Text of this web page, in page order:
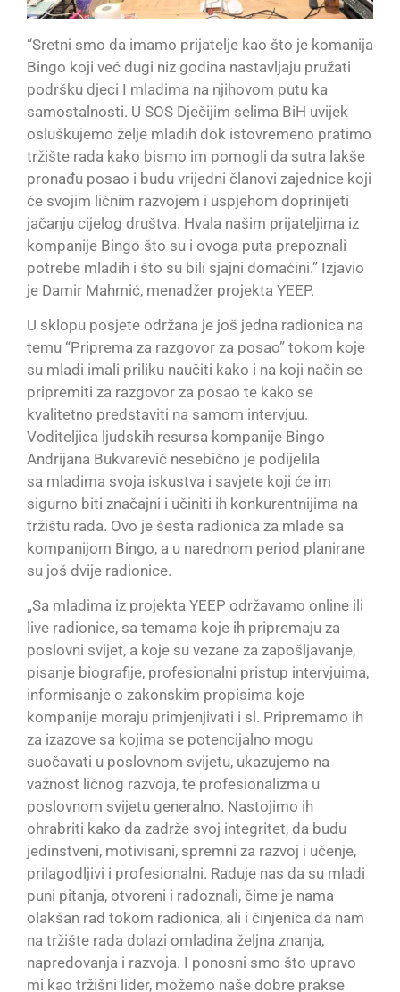
“Sretni smo da imamo prijatelje kao što je komanija
Bingo koji već dugi niz godina nastavljaju pružati
podršku djeci I mladima na njihovom putu ka
samostalnosti. U SOS Dječijim selima BiH uvijek
osluškujemo želje mladih dok istovremeno pratimo
tržište rada kako bismo im pomogli da sutra lakše
pronađu posao i budu vrijedni članovi zajednice koji
će svojim ličnim razvojem i uspjehom doprinijeti
jačanju cijelog društva. Hvala našim prijateljima iz
kompanije Bingo što su i ovoga puta prepoznali
potrebe mladih i što su bili sjajni domaćini.” Izjavio
je Damir Mahmić, menadžer projekta YEEP.
U sklopu posjete održana je još jedna radionica na
temu “Priprema za razgovor za posao” tokom koje
su mladi imali priliku naučiti kako i na koji način se
pripremiti za razgovor za posao te kako se
kvalitetno predstaviti na samom intervjuu.
Voditeljica ljudskih resursa kompanije Bingo
Andrijana Bukvarević nesebično je podijelila
sa mladima svoja iskustva i savjete koji će im
sigurno biti značajni i učiniti ih konkurentnijima na
tržištu rada. Ovo je šesta radionica za mlade sa
kompanijom Bingo, a u narednom period planirane
su još dvije radionice.
„Sa mladima iz projekta YEEP održavamo online ili
live radionice, sa temama koje ih pripremaju za
poslovni svijet, a koje su vezane za zapošljavanje,
pisanje biografije, profesionalni pristup intervjuima,
informisanje o zakonskim propisima koje
kompanije moraju primjenjivati i sl. Pripremamo ih
za izazove sa kojima se potencijalno mogu
suočavati u poslovnom svijetu, ukazujemo na
važnost ličnog razvoja, te profesionalizma u
poslovnom svijetu generalno. Nastojimo ih
ohrabriti kako da zadrže svoj integritet, da budu
jedinstveni, motivisani, spremni za razvoj i učenje,
prilagodljivi i profesionalni. Raduje nas da su mladi
puni pitanja, otvoreni i radoznali, čime je nama
olakšan rad tokom radionica, ali i činjenica da nam
na tržište rada dolazi omladina željna znanja,
napredovanja i razvoja. I ponosni smo što upravo
mi kao tržišni lider, možemo naše dobre prakse